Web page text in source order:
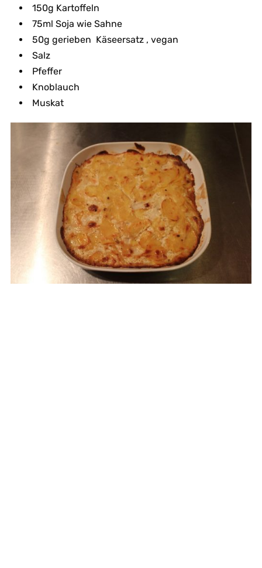
150g Kartoffeln
75ml Soja wie Sahne
50g gerieben Käseersatz , vegan
Salz
Pfeffer
Knoblauch
Muskat